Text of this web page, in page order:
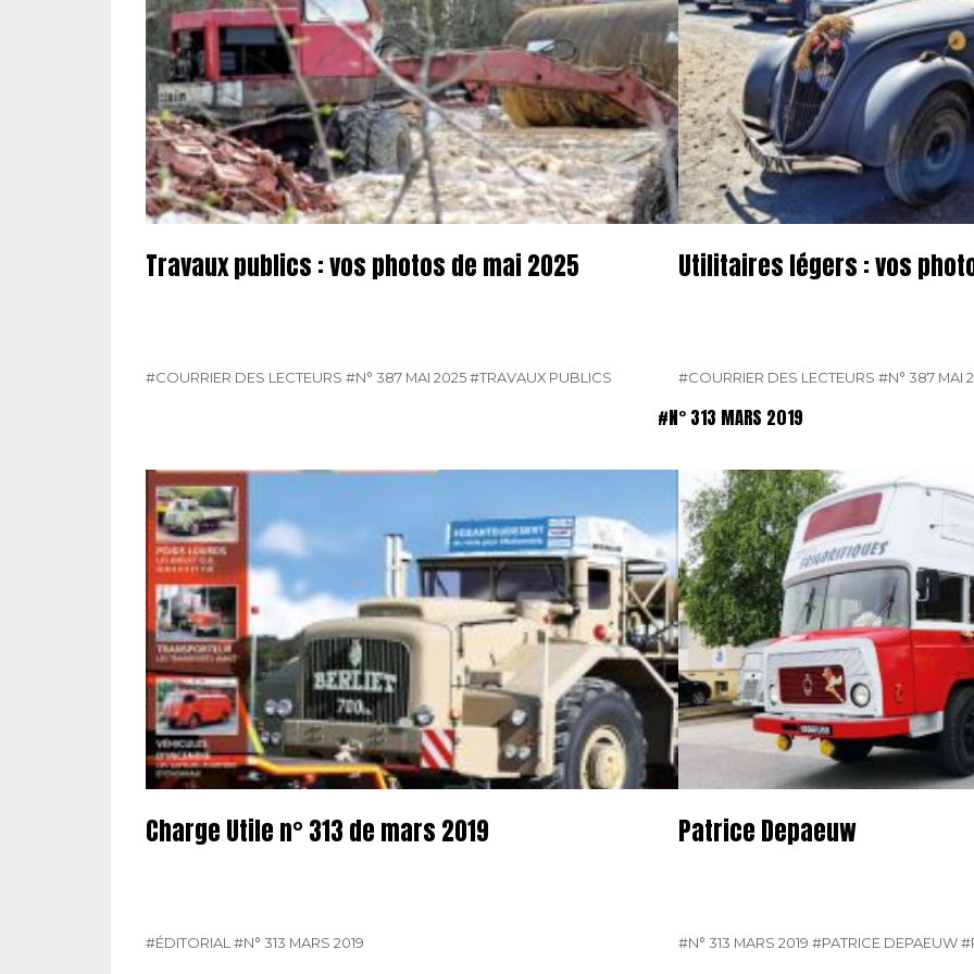
Travaux publics : vos photos de mai 2025
#COURRIER DES LECTEURS #N° 387 MAI 2025#TRAVAUX PUBLICS
Utilitaires légers : vos
#COURRIER DES LECTEURS #N° 387 MAI
#N° 313 MARS 2019
Charge Utile n° 313 de mars 2019
#ÉDITORIAL#N° 313 MARS 2019
Patrice Depaeuw
#N° 313 MARS 2019 #PATRICE DEPAEUW